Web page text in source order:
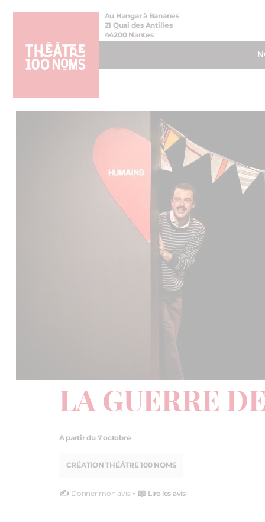
Aller
Aller au
Au Hangar à Bananes
21 Quai des Antilles
44200 Nantes
LA GUERRE
À partir du 7 octobre
CRÉATION THÉÂTRE 100 NOMS
✍️ Donner mon avis• 📖 Lire les avis